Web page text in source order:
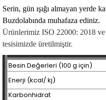
Serin, gün ışığı almayan yerde
Buzdolabında muhafaza ediniz.
Ürünlerimiz ISO 22000: 2018
tesisimizde üretilmiştir.
Besin Değerleri (100 g için)
Enerji (kcal/ kj)
Karbonhidrat